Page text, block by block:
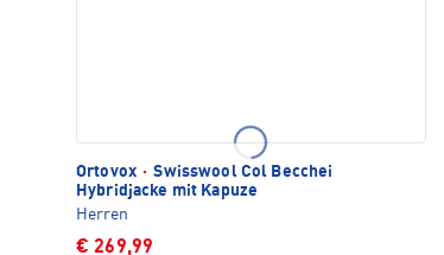
Ortovox · Swisswool Col Becchei
Hybridjacke mit Kapuze
Herren
€ 269,99